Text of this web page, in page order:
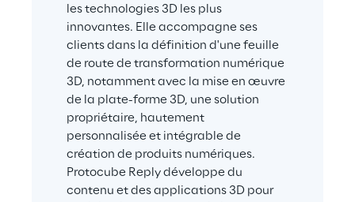
les technologies 3D les plus
innovantes. Elle accompagne ses
clients dans la définition d'une feuille
de route de transformation numérique
3D, notamment avec la mise en œuvre
de la plate-forme 3D, une solution
propriétaire, hautement
personnalisée et intégrable de
création de produits numériques.
Protocube Reply développe du
contenu et des applications 3D pour